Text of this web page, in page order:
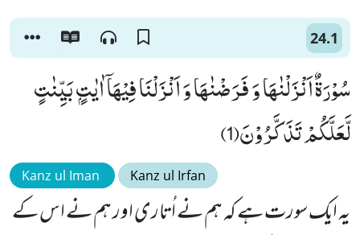
24.1
سُوْرَةٌ اَنْزَلْنٰهَا وَ فَرَضْنٰهَا وَ اَنْزَلْنَا فِیْهَاۤ اٰیٰتٍۭ بَیِّنٰتٍ
لَّعَلَّكُمْ تَذَكَّرُوْنَ(1)
Kanz ul Iman Kanz ul Irfan
یہ ایک سورت ہے کہ ہم نے اُتاری اور ہم نے اس کے